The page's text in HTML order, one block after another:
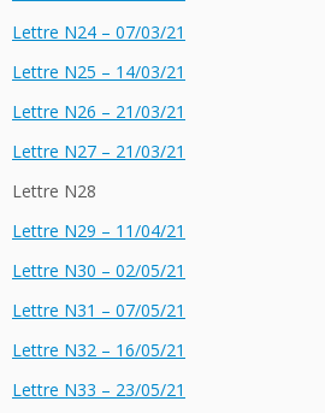
Lettre N24 – 07/03/21
Lettre N25 – 14/03/21
Lettre N26 – 21/03/21
Lettre N27 – 21/03/21
Lettre N28
Lettre N29 – 11/04/21
Lettre N30 – 02/05/21
Lettre N31 – 07/05/21
Lettre N32 – 16/05/21
Lettre N33 – 23/05/21